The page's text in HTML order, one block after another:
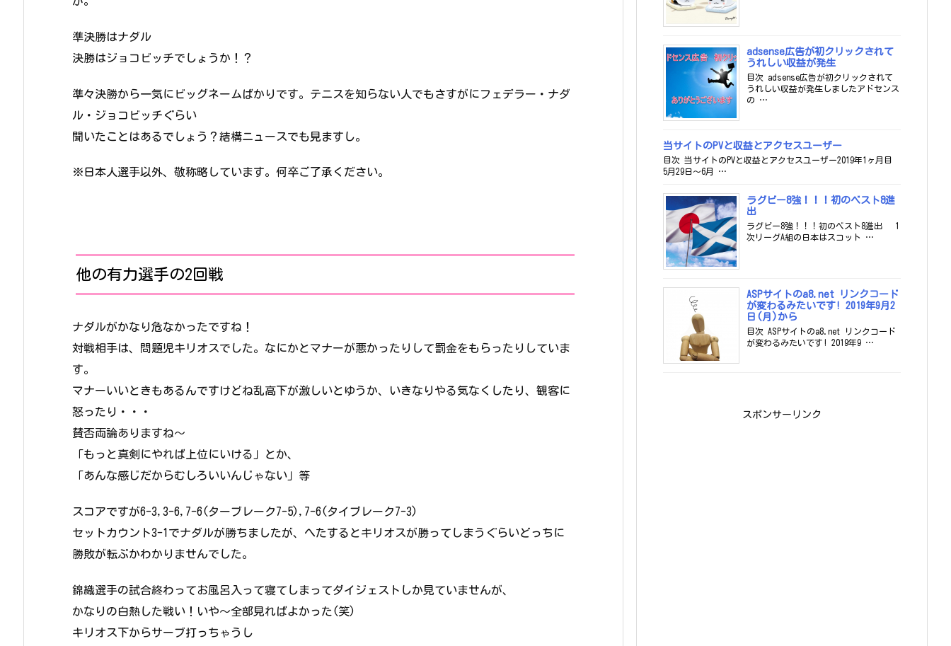
準決勝はナダル
決勝はジョコビッチでしょうか！？
準々決勝から一気にビッグネームばかりです。テニスを知らない人でもさすがにフェデラー・ナダ
ル・ジョコビッチぐらい
聞いたことはあるでしょう？結構ニュースでも見ますし。
※日本人選手以外、敬称略しています。何卒ご了承ください。
他の有力選手の2回戦
ナダルがかなり危なかったですね！
対戦相手は、問題児キリオスでした。なにかとマナーが悪かったりして罰金をもらったりしていま
す。
マナーいいときもあるんですけどね乱高下が激しいとゆうか、いきなりやる気なくしたり、観客に
怒ったり・・・
賛否両論ありますね～
「もっと真剣にやれば上位にいける」とか、
「あんな感じだからむしろいいんじゃない」等
スコアですが6-3,3-6,7-6(ターブレーク7-5),7-6(タイブレーク7-3)
セットカウント3-1でナダルが勝ちましたが、へたするとキリオスが勝ってしまうぐらいどっちに
勝敗が転ぶかわかりませんでした。
錦織選手の試合終わってお風呂入って寝てしまってダイジェストしか見ていませんが、
かなりの白熱した戦い！いや～全部見ればよかった(笑)
キリオス下からサーブ打っちゃうし
adsense広告が初クリックされて
うれしい収益が発生
目次 adsense広告が初クリックされて
うれしい収益が発生しましたアドセンス
の …
当サイトのPVと収益とアクセスユーザー
目次 当サイトのPVと収益とアクセスユーザー2019年1ヶ月目
5月29日～6月 …
ラグビー8強！！！初のベスト8進
出
ラグビー8強！！！初のベスト8進出 1
次リーグA組の日本はスコット …
ASPサイトのa8.net リンクコード
が変わるみたいです! 2019年9月2
日(月)から
目次 ASPサイトのa8.net リンクコード
が変わるみたいです! 2019年9 …
スポンサーリンク